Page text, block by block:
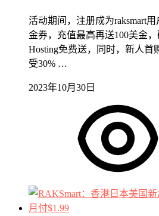
活动期间，注册成为raksmart
金券，充值最高再送100美金，
Hosting免费送，同时，新人首
受30% …
2023年10月30日